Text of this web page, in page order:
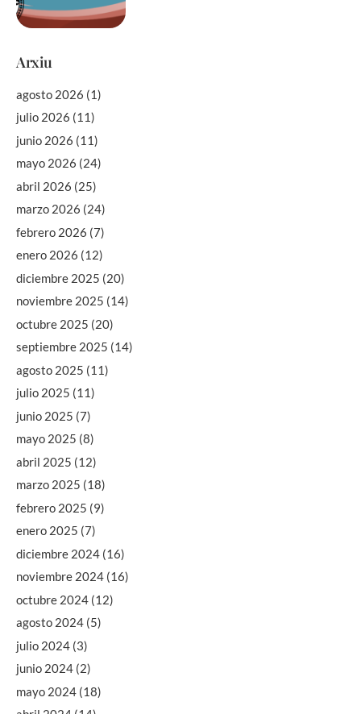
Arxiu
agosto 2026 (1)
julio 2026 (11)
junio 2026 (11)
mayo 2026 (24)
abril 2026 (25)
marzo 2026 (24)
febrero 2026 (7)
enero 2026 (12)
diciembre 2025 (20)
noviembre 2025 (14)
octubre 2025 (20)
septiembre 2025 (14)
agosto 2025 (11)
julio 2025 (11)
junio 2025 (7)
mayo 2025 (8)
abril 2025 (12)
marzo 2025 (18)
febrero 2025 (9)
enero 2025 (7)
diciembre 2024 (16)
noviembre 2024 (16)
octubre 2024 (12)
agosto 2024 (5)
julio 2024 (3)
junio 2024 (2)
mayo 2024 (18)